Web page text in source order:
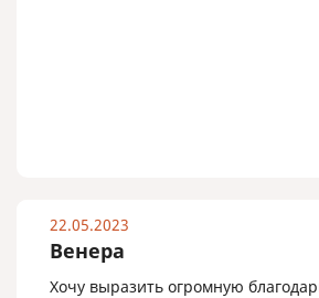
22.05.2023
Венера
Хочу выразить огромную